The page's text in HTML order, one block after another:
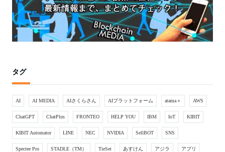
タグ
AI AI MEDIA AIさくらさん AIプラットフォーム atama＋ AWS
ChatGPT ChatPlus FRONTEO HELP YOU IBM IoT KIBIT
KIBIT Automator LINE NEC NVIDIA SellBOT SNS
Spectee Pro STADLE（TM） TieSet あすけん アジラ アプリ